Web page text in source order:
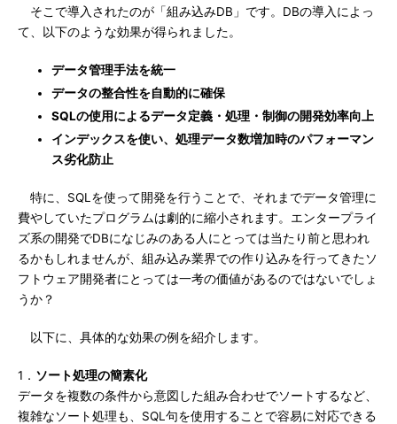
そこで導入されたのが「組み込みDB」です。DBの導入によっ
て、以下のような効果が得られました。
データ管理手法を統一
データの整合性を自動的に確保
SQLの使用によるデータ定義・処理・制御の開発効率向上
インデックスを使い、処理データ数増加時のパフォーマン
ス劣化防止
特に、SQLを使って開発を行うことで、それまでデータ管理に
費やしていたプログラムは劇的に縮小されます。エンタープライ
ズ系の開発でDBになじみのある人にとっては当たり前と思われ
るかもしれませんが、組み込み業界での作り込みを行ってきたソ
フトウェア開発者にとっては一考の価値があるのではないでしょ
うか？
以下に、具体的な効果の例を紹介します。
1． ソート処理の簡素化
データを複数の条件から意図した組み合わせでソートするなど、
複雑なソート処理も、SQL句を使用することで容易に対応できる